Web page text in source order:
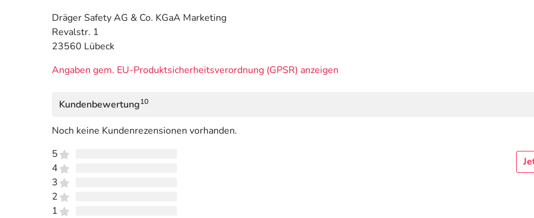
Dräger Safety AG & Co. KGaA Marketing
Revalstr. 1
23560 Lübeck
Angaben gem. EU-Produktsicherheitsverordnung (GPSR) anzeigen
Kundenbewertung10
Noch keine Kundenrezensionen vorhanden.
5
4
3
2
1